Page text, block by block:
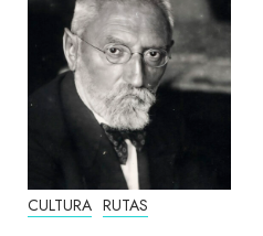
CULTURA RUTAS